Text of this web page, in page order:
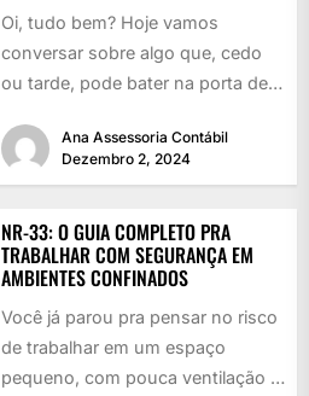
Oi, tudo bem? Hoje vamos
conversar sobre algo que, cedo
ou tarde, pode bater na porta de
Ana Assessoria Contábil
Dezembro 2, 2024
NR-33: O GUIA COMPLETO PRA
TRABALHAR COM SEGURANÇA EM
AMBIENTES CONFINADOS
Você já parou pra pensar no risco
de trabalhar em um espaço
pequeno, com pouca ventilação e